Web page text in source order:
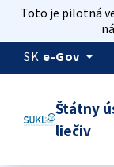
Toto je pilotná
SK e-Gov arrow_drop_down
Štátny
liečiv